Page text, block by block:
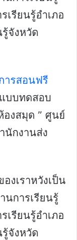
เรียนรู้อำเภอ
จังหวัด
ารสอนฟรี
บบทดสอบ
องสมุด ” ศูนย์
นักงานส่ง
งเราหวังเป็น
นการเรียนรู้
เรียนรู้อำเภอ
จังหวัด